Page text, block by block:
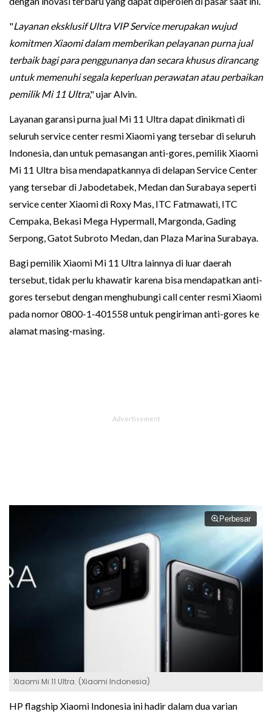
"Layanan eksklusif Ultra VIP Service merupakan wujud
komitmen Xiaomi dalam memberikan pelayanan purna jual
terbaik bagi para penggunanya dan secara khusus dirancang
untuk memenuhi segala keperluan perawatan atau perbaikan
pemilik Mi 11 Ultra," ujar Alvin.
Layanan garansi purna jual Mi 11 Ultra dapat dinikmati di
seluruh service center resmi Xiaomi yang tersebar di seluruh
Indonesia, dan untuk pemasangan anti-gores, pemilik Xiaomi
Mi 11 Ultra bisa mendapatkannya di delapan Service Center
yang tersebar di Jabodetabek, Medan dan Surabaya seperti
service center Xiaomi di Roxy Mas, ITC Fatmawati, ITC
Cempaka, Bekasi Mega Hypermall, Margonda, Gading
Serpong, Gatot Subroto Medan, dan Plaza Marina Surabaya.
Bagi pemilik Xiaomi Mi 11 Ultra lainnya di luar daerah
tersebut, tidak perlu khawatir karena bisa mendapatkan anti-
gores tersebut dengan menghubungi call center resmi Xiaomi
pada nomor 0800-1-401558 untuk pengiriman anti-gores ke
alamat masing-masing.
Perbesar
Xiaomi Mi 11 Ultra. (Xiaomi Indonesia)
HP flagship Xiaomi Indonesia ini hadir dalam dua varian